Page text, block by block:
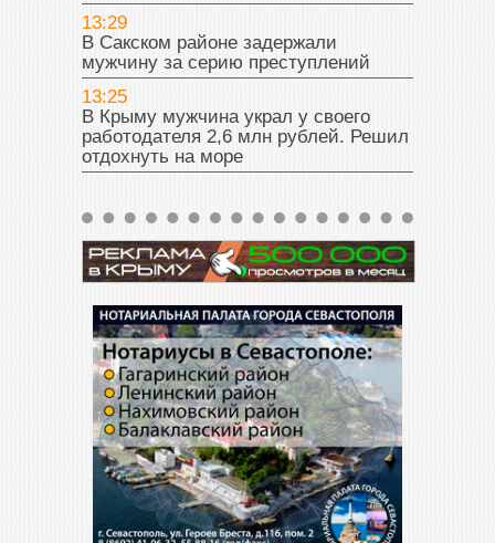
13:29
В Сакском районе задержали
мужчину за серию преступлений
13:25
В Крыму мужчина украл у своего
работодателя 2,6 млн рублей. Решил
отдохнуть на море